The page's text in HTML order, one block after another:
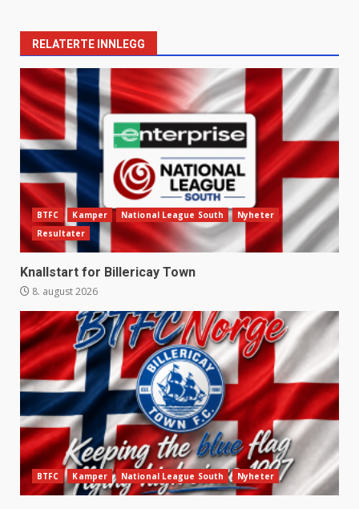
RELATERTE INNLEGG
BTFC Kamper National League South
Nyheter
Resultater
Knallstart for Billericay Town
8. august 2026
BTFC Kamper National League South Nyheter